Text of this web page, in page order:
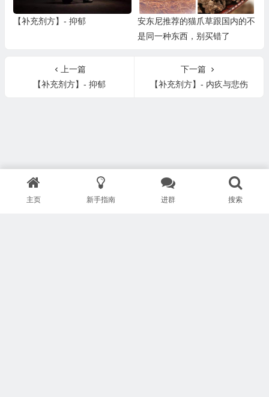
【补充剂方】- 抑郁
安东尼推荐的猫爪草跟国内的不
是同一种东西，别买错了
上一篇
【补充剂方】- 抑郁
下一篇
【补充剂方】- 内疚与悲伤
主页 新手指南 进群 搜索